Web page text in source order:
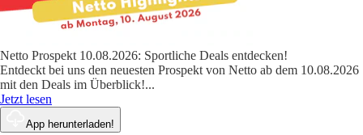
Netto Prospekt 10.08.2026: Sportliche Deals entdecken!
Entdeckt bei uns den neuesten Prospekt von Netto ab dem 10.08.2026
mit den Deals im Überblick!...
Jetzt lesen
App herunterladen!